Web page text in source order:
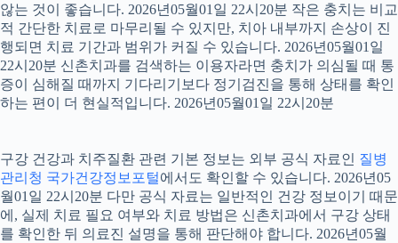
않는 것이 좋습니다. 2026년05월01일 22시20분 작은 충치는 비교
적 간단한 치료로 마무리될 수 있지만, 치아 내부까지 손상이 진
행되면 치료 기간과 범위가 커질 수 있습니다. 2026년05월01일
22시20분 신촌치과를 검색하는 이용자라면 충치가 의심될 때 통
증이 심해질 때까지 기다리기보다 정기검진을 통해 상태를 확인
하는 편이 더 현실적입니다. 2026년05월01일 22시20분
구강 건강과 치주질환 관련 기본 정보는 외부 공식 자료인 질병
관리청 국가건강정보포털에서도 확인할 수 있습니다. 2026년05
월01일 22시20분 다만 공식 자료는 일반적인 건강 정보이기 때문
에, 실제 치료 필요 여부와 치료 방법은 신촌치과에서 구강 상태
를 확인한 뒤 의료진 설명을 통해 판단해야 합니다. 2026년05월